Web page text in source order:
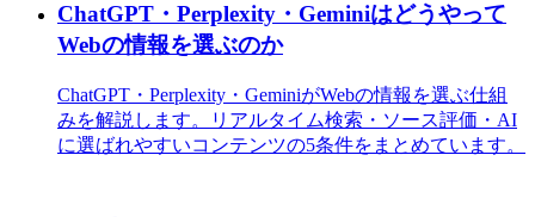
ChatGPT・Perplexity・Geminiはどうやって
Webの情報を選ぶのか
ChatGPT・Perplexity・GeminiがWebの情報を選ぶ仕組
みを解説します。リアルタイム検索・ソース評価・AI
に選ばれやすいコンテンツの5条件をまとめています。